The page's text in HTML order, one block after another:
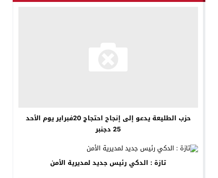
حزب الطليعة يدعو إلى إنجاح احتجاج 20فبراير يوم الأحد
25 دجنبر
تازة : الدكي رئيس جديد لمديرية الأمن